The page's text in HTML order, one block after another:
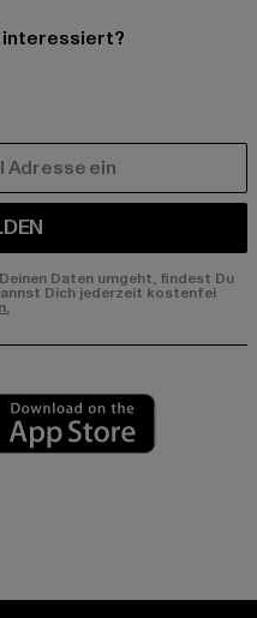
interessiert?
Daten umgeht, findest Du
Dich jederzeit kostenfei